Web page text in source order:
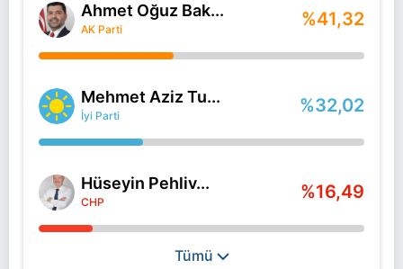
Ahmet Oğuz Bak...
AK Parti %41,32
Mehmet Aziz Tu...
İyi Parti %32,02
Hüseyin Pehliv...
CHP %16,49
Tümü